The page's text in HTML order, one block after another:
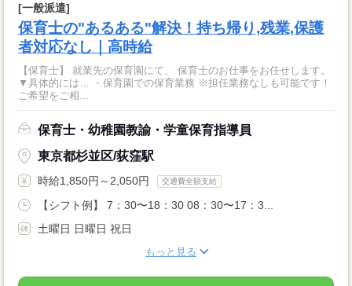
[一般派遣]
保育士の"あるある"解決！持ち帰り,残業,保護
者対応なし｜高時給
【保育士】 就業先の保育園にて、 保育士のお仕事をお任せします。
▼具体的には… ・保育園での保育業務 ※担任業務なしも可能です！
ご希望をご相...
保育士・幼稚園教諭・学童保育指導員
東京都杉並区/荻窪駅
時給1,850円～2,050円 交通費全額支給
【シフト例】 7：30〜18：30 08：30〜17：3...
土曜日 日曜日 祝日
もっと見る